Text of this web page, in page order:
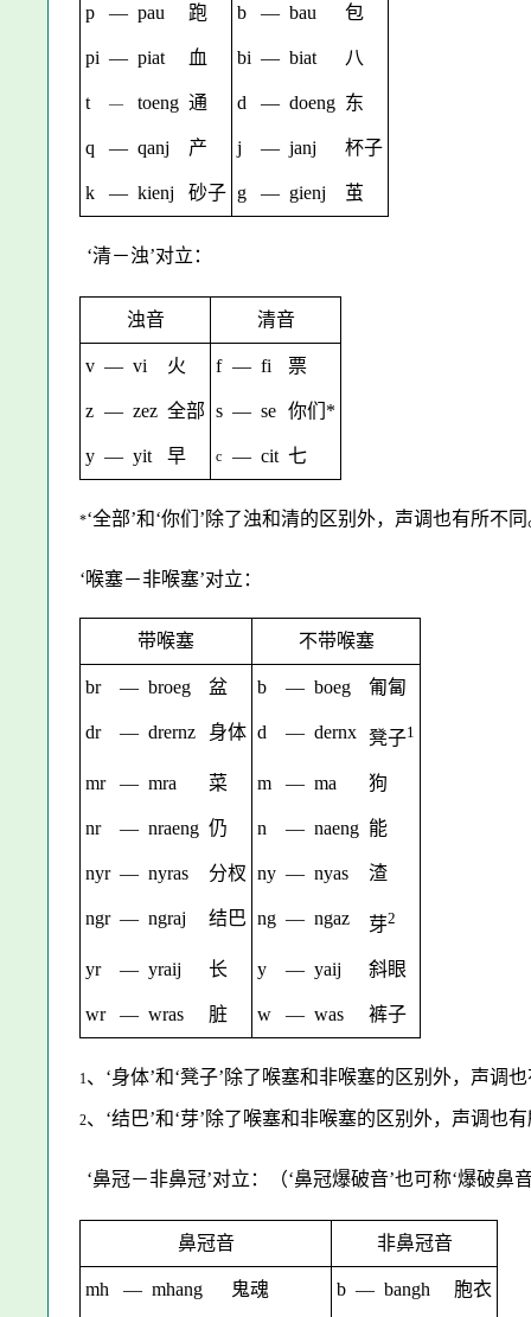
p — pau 跑 b — bau 包
pi — piat 血 bi — biat 八
t — toeng 通 d — doeng 东
q — qanj 产 j — janj 杯子
k — kienj 砂子 g — gienj 茧
‘清－浊’对立：
浊音 清音
v — vi 火 f — fi 票
z — zez 全部 s — se 你们 *
y — yit 早 c — cit 七
*‘全部’和‘你们’除了浊和清的区别外，声调也有所不
‘喉塞－非喉塞’对立：
带喉塞 不带喉塞
br — broeg 盆 b — boeg 匍匐
dr — drernz 身体 d — dernx 凳子1
mr — mra 菜 m — ma 狗
nr — nraeng 仍 n — naeng 能
nyr — nyras 分杈 ny — nyas 渣
ngr — ngraj 结巴 ng — ngaz 芽2
yr — yraij 长 y — yaij 斜眼
wr — wras 脏 w — was 裤子
1、‘身体’和‘凳子’除了喉塞和非喉塞的区别外，声调
2、‘结巴’和‘芽’除了喉塞和非喉塞的区别外，声调也
‘鼻冠－非鼻冠’对立：（‘鼻冠爆破音’也可称‘爆破鼻
鼻冠音 非鼻冠音
mh — mhang 鬼魂 b — bangh 胞衣